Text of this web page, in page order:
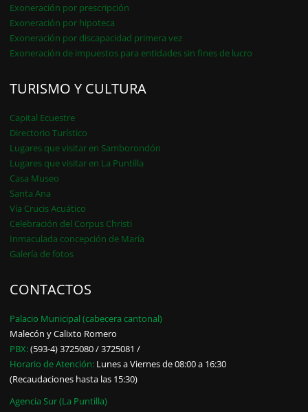
Exoneración por prescripción
Exoneración por hipoteca
Exoneración por discapacidad primera vez
Exoneración de impuestos para entidades sin fines de lucro
TURISMO Y CULTURA
Capital Ecuestre
Directorio Turístico
Lugares que visitar en Samborondón
Lugares que visitar en La Puntilla
Casa Museo
Santa Ana
Vía Crucis Acuático
Celebración del Corpus Christi
Inmaculada concepción de María
Galería de fotos
CONTACTOS
Palacio Municipal (cabecera cantonal)
Malecón y Calixto Romero
PBX:(593-4) 3725080 / 3725081 /
Horario de Atención: Lunes a Viernes de 08:00 a 16:30
(Recaudaciones hasta las 15:30)
Agencia Sur (La Puntilla)